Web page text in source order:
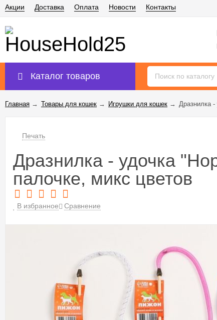
Акции Доставка Оплата Новости Контакты
Каталог товаров
Главная → Товары для кошек → Игрушки для кошек → Дразнилка -
Печать
Дразнилка - удочка
палочке, микс цветов
В избранное Сравнение